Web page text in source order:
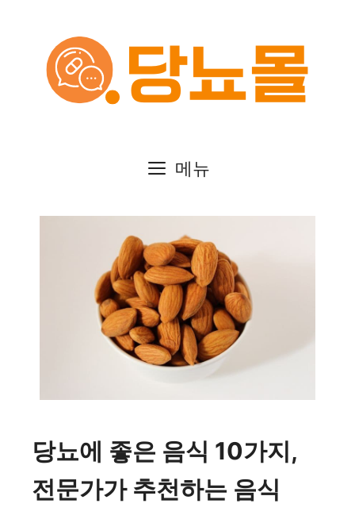
메뉴
당뇨에 좋은 음식 10가지,
전문가가 추천하는 음식